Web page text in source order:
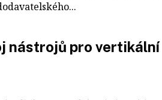
nástrojů pro vertikální